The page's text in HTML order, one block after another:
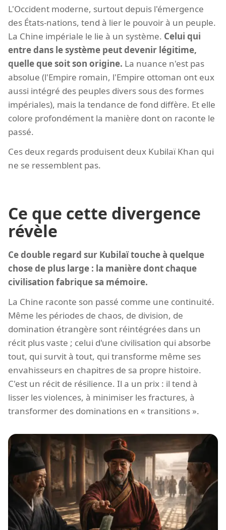
L'Occident moderne, surtout depuis l'émergence
des États-nations, tend à lier le pouvoir à un peuple.
La Chine impériale le lie à un système. Celui qui
entre dans le système peut devenir légitime,
quelle que soit son origine. La nuance n'est pas
absolue (l'Empire romain, l'Empire ottoman ont eux
aussi intégré des peuples divers sous des formes
impériales), mais la tendance de fond diffère. Et elle
colore profondément la manière dont on raconte le
passé.
Ces deux regards produisent deux Kubilaï Khan qui
ne se ressemblent pas.
Ce que cette divergence
révèle
Ce double regard sur Kubilaï touche à quelque
chose de plus large : la manière dont chaque
civilisation fabrique sa mémoire.
La Chine raconte son passé comme une continuité.
Même les périodes de chaos, de division, de
domination étrangère sont réintégrées dans un
récit plus vaste ; celui d'une civilisation qui absorbe
tout, qui survit à tout, qui transforme même ses
envahisseurs en chapitres de sa propre histoire.
C'est un récit de résilience. Il a un prix : il tend à
lisser les violences, à minimiser les fractures, à
transformer des dominations en « transitions ».